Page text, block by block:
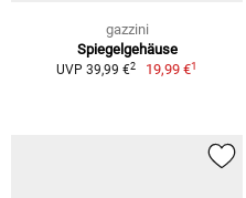
gazzini
Spiegelgehäuse
UVP 39,99 €2 19,99 €1